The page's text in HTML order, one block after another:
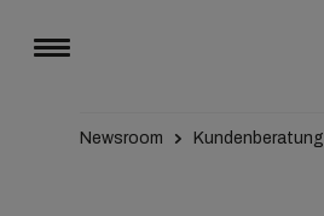
Newsroom Kundenberatung